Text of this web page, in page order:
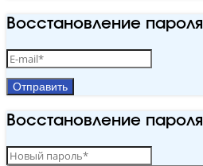
Восстановление пароля
Отправить
Восстановление пароля